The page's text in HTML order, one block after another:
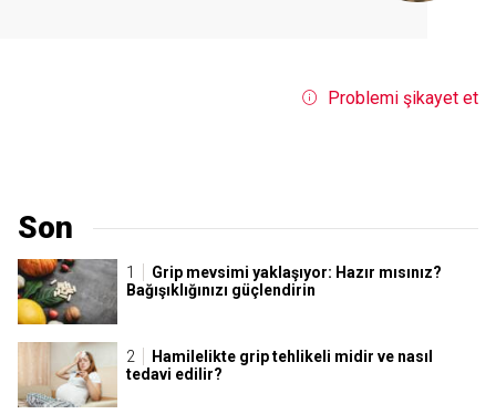
Problemi şikayet et
Son
Grip mevsimi yaklaşıyor: Hazır mısınız?
Bağışıklığınızı güçlendirin
Hamilelikte grip tehlikeli midir ve nasıl
tedavi edilir?